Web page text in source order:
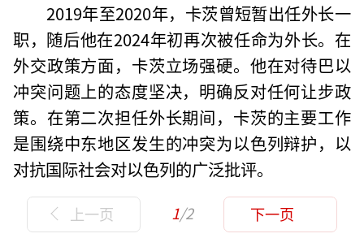
2019年至2020年，卡茨曾短暂出任外长一
职，随后他在2024年初再次被任命为外长。在
外交政策方面，卡茨立场强硬。他在对待巴以
冲突问题上的态度坚决，明确反对任何让步政
策。在第二次担任外长期间，卡茨的主要工作
是围绕中东地区发生的冲突为以色列辩护，以
对抗国际社会对以色列的广泛批评。
上一页 1/2 下一页